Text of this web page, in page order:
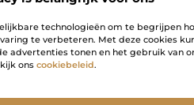
technologieën om te begrijpen
te verbeteren. Met deze cookies
advertenties tonen en het gebruik van
ons cookiebeleid.